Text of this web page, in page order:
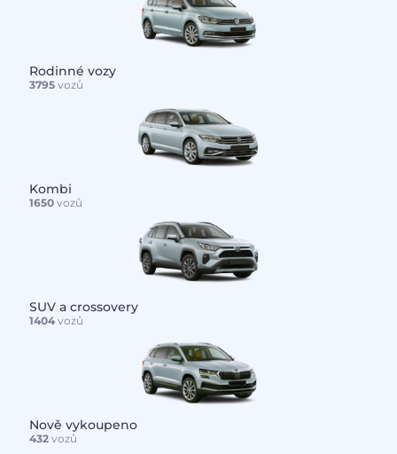
Rodinné vozy
3795vozů
Kombi
1650vozů
SUV a crossovery
1404vozů
Nově vykoupeno
432vozů